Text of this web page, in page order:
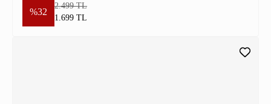
%32
2.499 TL
1.699 TL